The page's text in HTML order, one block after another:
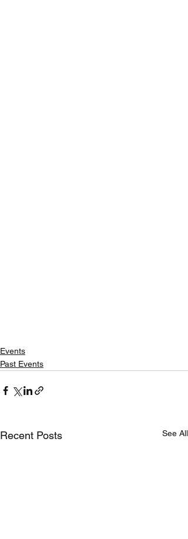
Events
Past Events
Recent Posts See All